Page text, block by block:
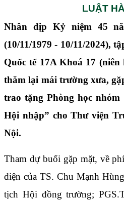
LUẬT
Nhân dịp Kỷ niệm 45
(10/11/1979 - 10/11/2024),
Quốc tế 17A Khoá 17 (niên
thăm lại mái trường xưa,
trao tặng Phòng học
Hội nhập” cho Thư viện
Nội.
Tham dự buổi gặp mặt, về
diện của TS. Chu Mạnh
tịch Hội đồng trường;